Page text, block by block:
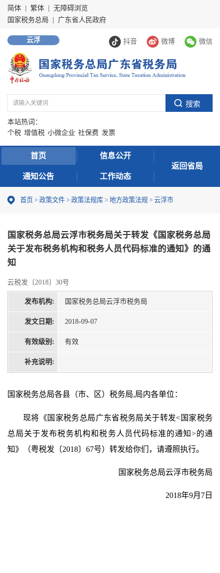
简体 繁体
无障碍浏览
国家税务总局
广东省人民政府
抖音 微博 微信
云浮
本站热词：
个税 增值税 小微企业 社保费 发票
首页 信息公开
通知公告 工作动态
返回省局
首页 > 政策文件 > 政策法规库 > 地方政策法规 > 云浮市
国家税务总局云浮市税务局关于转发《国家税务总局
关于发布税务机构和税务人员代码标准的通知》的通
知
云税发〔2018〕30号
发布机构: 国家税务总局云浮市税务局
发文日期: 2018-09-07
有效级别: 有效
补充说明:
国家税务总局各县（市、区）税务局,局内各单位：
现将《国家税务总局广东省税务局关于转发<国家税务
总局关于发布税务机构和税务人员代码标准的通知>的通
知》（粤税发〔2018〕67号）转发给你们，请遵照执行。
国家税务总局云浮市税务局
2018年9月7日